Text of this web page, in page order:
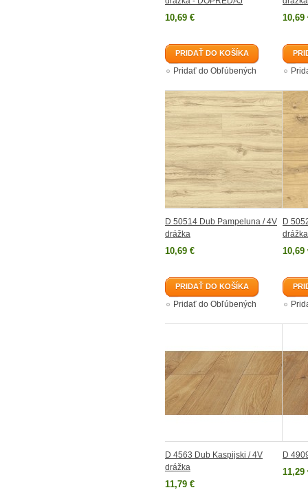
10,69 €
PRIDAŤ DO KOŠÍKA
Pridať do Obľúbených
10,69
D 50514 Dub Pampeluna / 4V
drážka
10,69 €
PRIDAŤ DO KOŠÍKA
Pridať do Obľúbených
D
drážka
10,69
D 4563 Dub Kaspijski / 4V
drážka
11,79 €
D
11,29